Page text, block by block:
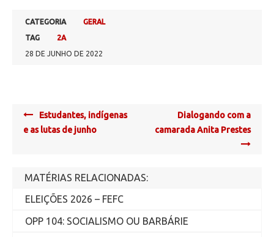
CATEGORIA
GERAL
TAG
2A
28 DE JUNHO DE 2022
Post
navigation
Estudantes, indígenas
e as lutas de junho
Dialogando com a
camarada Anita Prestes
MATÉRIAS RELACIONADAS:
ELEIÇÕES 2026 – FEFC
OPP 104: SOCIALISMO OU BARBÁRIE